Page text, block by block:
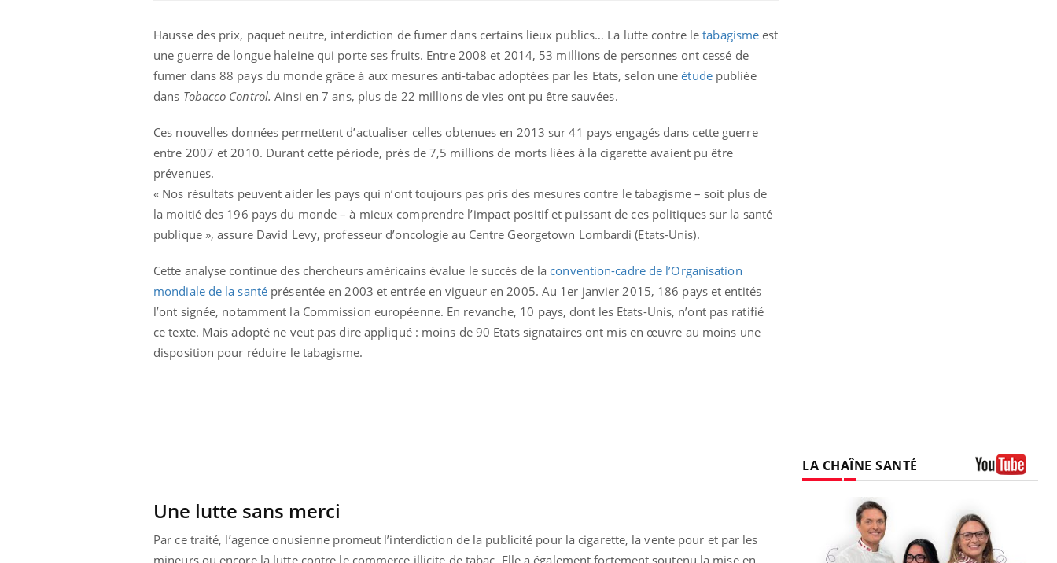
Hausse des prix, paquet neutre, interdiction de fumer dans certains lieux publics… La lutte contre le tabagisme est
une guerre de longue haleine qui porte ses fruits. Entre 2008 et 2014, 53 millions de personnes ont cessé de
fumer dans 88 pays du monde grâce à aux mesures anti-tabac adoptées par les Etats, selon uneétudepubliée
dans Tobacco Control. Ainsi en 7 ans, plus de 22 millions de vies ont pu être sauvées.
Ces nouvelles données permettent d’actualiser celles obtenues en 2013 sur 41 pays engagés dans cette guerre
entre 2007 et 2010. Durant cette période, près de 7,5 millions de morts liées à la cigarette avaient pu être
prévenues.
« Nos résultats peuvent aider les pays qui n’ont toujours pas pris des mesures contre le tabagisme – soit plus de
la moitié des 196 pays du monde – à mieux comprendre l’impact positif et puissant de ces politiques sur la santé
publique », assure David Levy, professeur d’oncologie au Centre Georgetown Lombardi (Etats-Unis).
Cette analyse continue des chercheurs américains évalue le succès de la convention-cadre de l’Organisation
mondiale de la santé présentée en 2003 et entrée en vigueur en 2005. Au 1er janvier 2015, 186 pays et entités
l’ont signée, notamment la Commission européenne. En revanche, 10 pays, dont les Etats-Unis, n’ont pas ratifié
ce texte. Mais adopté ne veut pas dire appliqué : moins de 90 Etats signataires ont mis en œuvre au moins une
disposition pour réduire le tabagisme.
Une lutte sans merci
Par ce traité, l’agence onusienne promeut l’interdiction de la publicité pour la cigarette, la vente pour et par les
mineurs ou encore la lutte contre le commerce illicite de tabac. Elle a également fortement soutenu la mise en
LA CHAÎNE SANTÉ